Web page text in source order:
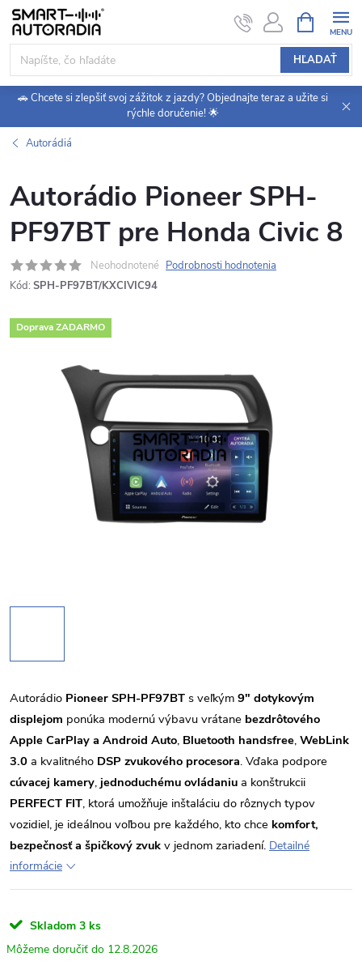
Prejsť
obsah
HĽADAŤ
KOŠÍK
🚗 Chcete si zlepšiť svoj zážitok z jazdy? Objednajte teraz a užite si
rýchle doručenie! 🌟
Autorádiá
Autorádio Pioneer SPH-
PF97BT pre Honda Civic 8
Neohodnotené Podrobnosti hodnotenia
Kód: SPH-PF97BT/KXCIVIC94
Doprava ZADARMO
Autorádio Pioneer SPH-PF97BT s veľkým 9" dotykovým
displejom ponúka modernú výbavu vrátane bezdrôtového
Apple CarPlay a Android Auto, Bluetooth handsfree, WebLink
3.0 a kvalitného DSP zvukového procesora. Vďaka podpore
cúvacej kamery, jednoduchému ovládaniu a konštrukcii
PERFECT FIT, ktorá umožňuje inštaláciu do rôznych typov
vozidiel, je ideálnou voľbou pre každého, kto chce komfort,
bezpečnosť a špičkový zvuk v jednom zariadení. Detailné
informácie
Skladom 3 ks
12.8.2026